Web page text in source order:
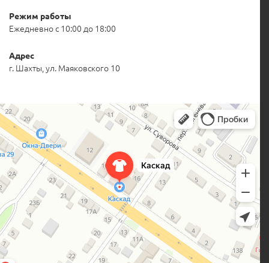
Режим работы
Ежедневно с 10:00 до 18:00
Адрес
г. Шахты, ул. Маяковского 10